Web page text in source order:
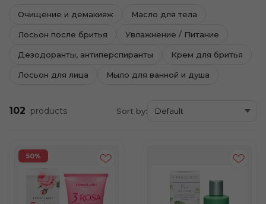
Очищение и демакияж Масло для тела
Лосьон после бритья Увлажнение / Питание
Дезодоранты, антиперспиранты Крем для бритья
Лосьон для лица Мыло для ванной и душа
102 products Sort by:
50%